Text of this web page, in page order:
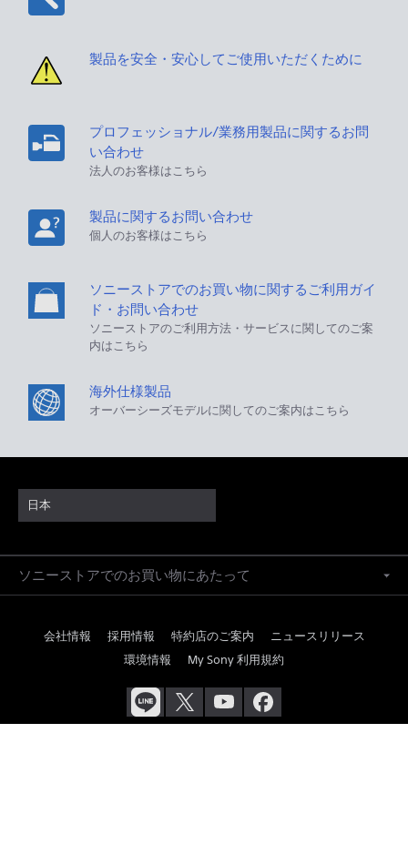
製品を安全・安心してご使用いただくために
プロフェッショナル/業務用製品に関するお問
い合わせ
法人のお客様はこちら
製品に関するお問い合わせ
個人のお客様はこちら
ソニーストアでのお買い物に関するご利用ガイ
ド・お問い合わせ
ソニーストアのご利用方法・サービスに関してのご案
内はこちら
海外仕様製品
オーバーシーズモデルに関してのご案内はこちら
日本
ソニーストアでのお買い物にあたって
会社情報 採用情報 特約店のご案内
ニュースリリース
環境情報
My Sony 利用規約